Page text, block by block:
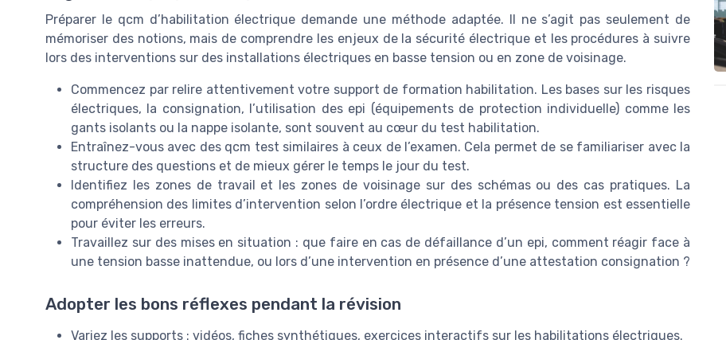
Préparer le qcm d’habilitation électrique demande une méthode adaptée. Il ne s’agit pas seulement de
mémoriser des notions, mais de comprendre les enjeux de la sécurité électrique et les procédures à suivre
lors des interventions sur des installations électriques en basse tension ou en zone de voisinage.
Commencez par relire attentivement votre support de formation habilitation. Les bases sur les risques
électriques, la consignation, l’utilisation des epi (équipements de protection individuelle) comme les
gants isolants ou la nappe isolante, sont souvent au cœur du test habilitation.
Entraînez-vous avec des qcm test similaires à ceux de l’examen. Cela permet de se familiariser avec la
structure des questions et de mieux gérer le temps le jour du test.
Identifiez les zones de travail et les zones de voisinage sur des schémas ou des cas pratiques. La
compréhension des limites d’intervention selon l’ordre électrique et la présence tension est essentielle
pour éviter les erreurs.
Travaillez sur des mises en situation : que faire en cas de défaillance d’un epi, comment réagir face à
une tension basse inattendue, ou lors d’une intervention en présence d’une attestation consignation ?
Adopter les bons réflexes pendant la révision
Variez les supports : vidéos, fiches synthétiques, exercices interactifs sur les habilitations électriques.